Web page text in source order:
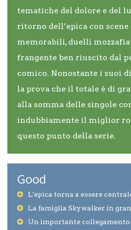
tematiche del dolore e del
ritorno dell’epica con scene
memorabili, duelli
frangente ben riuscito dal
comico. Nonostante i suoi
la prova che il totale è di
alla somma delle singole
indubbiamente il miglior
questo punto della serie.
Good
L'epica torna a essere
La famiglia Skywalker in
Un importante collegamento